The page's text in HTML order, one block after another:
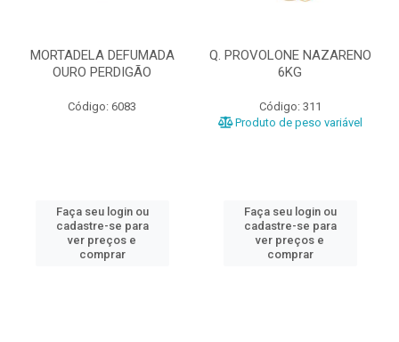
MORTADELA DEFUMADA
OURO PERDIGÃO
Código: 6083
Faça seu login ou
cadastre-se para
ver preços e
comprar
Q. PROVOLONE NAZARENO
6KG
Código: 311
Produto de peso variável
Faça seu login ou
cadastre-se para
ver preços e
comprar